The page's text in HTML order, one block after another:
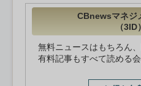
CBnewsマネジ
（3ID）
無料ニュースはもちろん
有料記事もすべて読める